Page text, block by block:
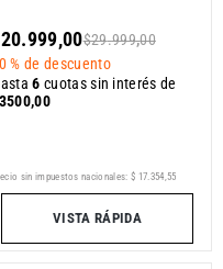
20.999,00$29.999,00
% de descuento
6 cuotas sin interés de
3500,00
sin impuestos nacionales: $ 17.354,55
VISTA RÁPIDA